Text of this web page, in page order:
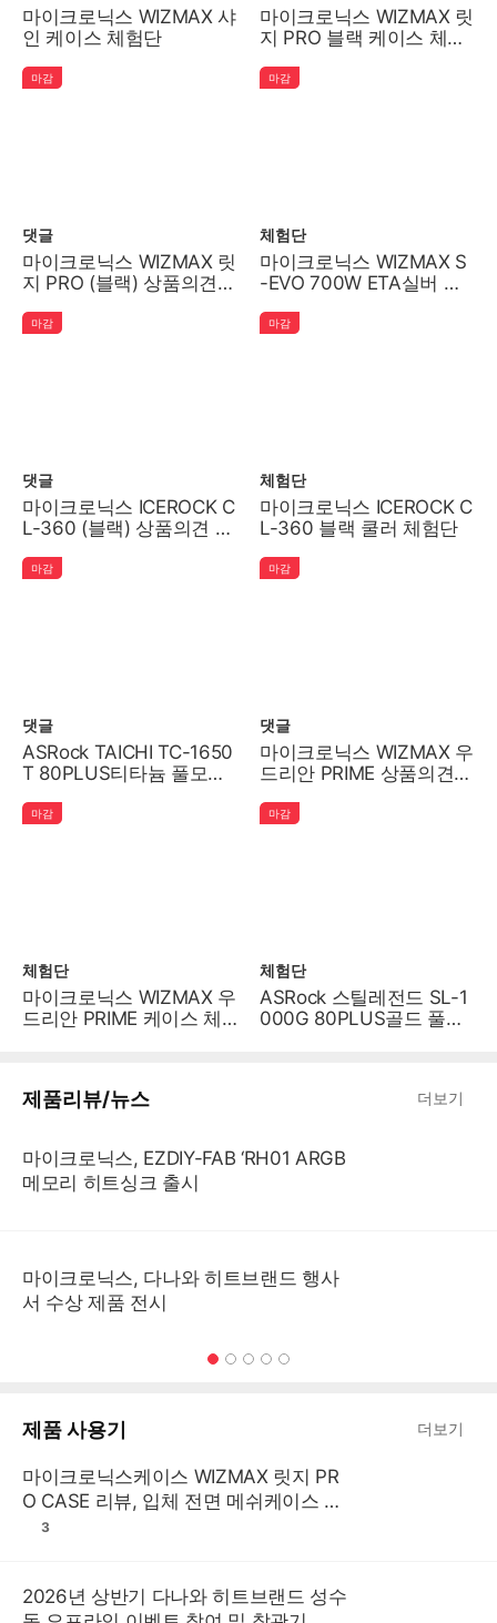
마이크로닉스 WIZMAX 샤
인 케이스 체험단
마이크로닉스 WIZMAX 릿
지 PRO 블랙 케이스 체험
마감
댓글
마이크로닉스 WIZMAX 릿
지 PRO (블랙) 상품의견
마감
체험단
마이크로닉스 WIZMAX S
-EVO 700W ETA실버 풀
단
마감
댓글
마이크로닉스 ICEROCK C
L-360 (블랙) 상품의견 이
마감
체험단
마이크로닉스 ICEROCK C
L-360 블랙 쿨러 체험단
마감
댓글
ASRock TAICHI TC-1650
T 80PLUS티타늄 풀모듈
트!
마감
댓글
마이크로닉스 WIZMAX 우
드리안 PRIME 상품의견
마감
체험단
마이크로닉스 WIZMAX 우
드리안 PRIME 케이스 체
마감
체험단
ASRock 스틸레전드 SL-1
000G 80PLUS골드 풀모
제품리뷰/뉴스 더보기
마이크로닉스, EZDIY-FAB ‘RH01 ARGB
메모리 히트싱크 출시
마이크로닉스, 다나와 히트브랜드 행사
서 수상 제품 전시
1 2 3 4 5
제품 사용기 더보기
마이크로닉스케이스 WIZMAX 릿지 PR
O CASE 리뷰, 입체 전면 메쉬케이스 조
립 후기
3
2026년 상반기 다나와 히트브랜드 성수